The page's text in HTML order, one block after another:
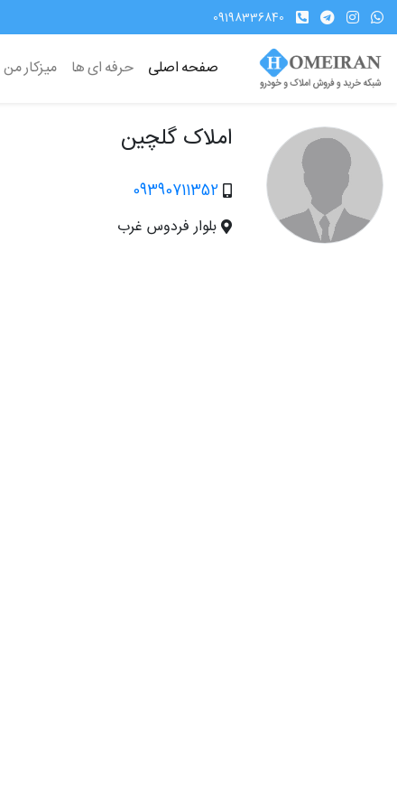
09198336840
صفحه اصلی حرفه ای ها میزکار من
املاک گلچین
09390711352
بلوار فردوس غرب